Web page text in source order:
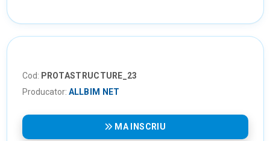
Cod: PROTASTRUCTURE_23
Producator: ALLBIM NET
MA INSCRIU